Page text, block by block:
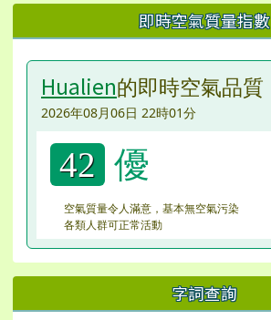
即時空氣質量指數
Hualien的即時空氣品質
2026年08月06日 22時01分
42 優
空氣質量令人滿意，基本無空氣污染
各類人群可正常活動
字詞查詢